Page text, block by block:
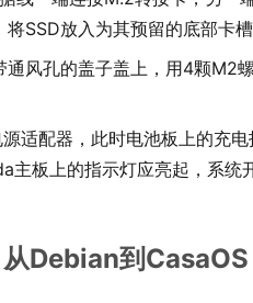
将SSD放入为其预留的底部卡
通风孔的盖子盖上，用4颗M2
源适配器，此时电池板上的充
主板上的指示灯应亮起，系统
Debian到CasaOS